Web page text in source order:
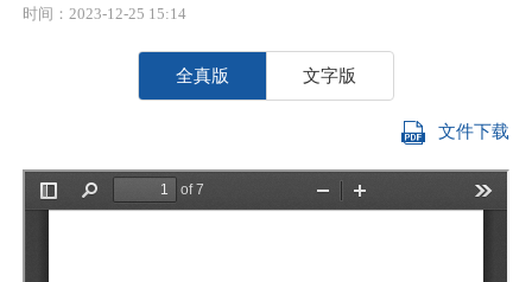
时间：2023-12-25 15:14
全真版 文字版
文件下载